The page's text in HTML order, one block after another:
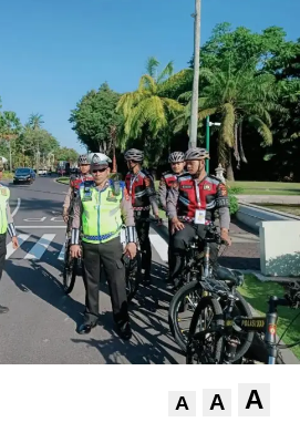
A A A